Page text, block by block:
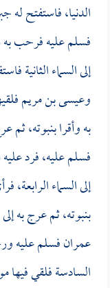
الدنيا، فاستفتح له
فسلم عليه فرحب به
إلى السماء الثانية
وعيسى بن مريم
به وأقرا بنبوته، ثم
فسلم عليه، فرد
إلى السماء
بنبوته، ثم عرج به
عمران فسلم عليه
السادسة فلقي فيها